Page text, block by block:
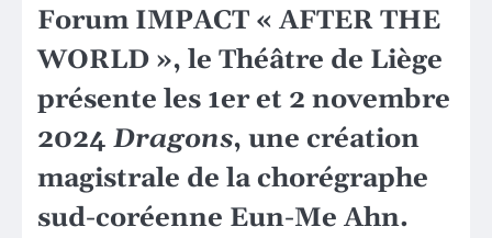
Forum IMPACT « AFTER THE
WORLD », le Théâtre de Liège
présente les 1er et 2 novembre
2024 Dragons, une création
magistrale de la chorégraphe
sud-coréenne Eun-Me Ahn.